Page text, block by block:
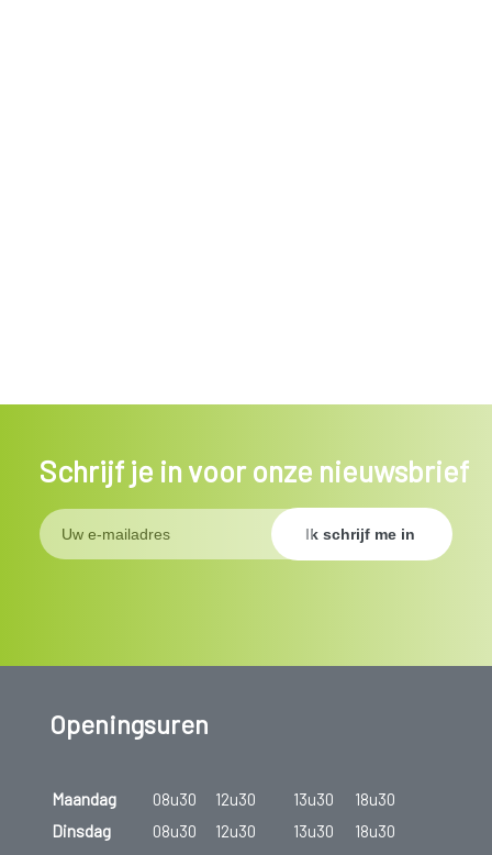
Schrijf je in voor onze nieuwsbrief
Openingsuren
Maandag 08u30 12u30 13u30
18u30
Dinsdag
08u30 12u30 13u30
18u30